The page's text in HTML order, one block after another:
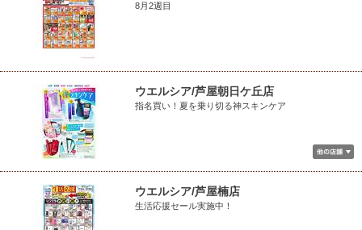
8月2週目
ウエルシア/芦屋朝日ケ丘店
指名買い！夏を乗り切る神スキンケア
ウエルシア/芦屋楠店
生活応援セール実施中！